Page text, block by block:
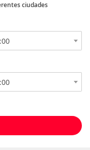
ciudades